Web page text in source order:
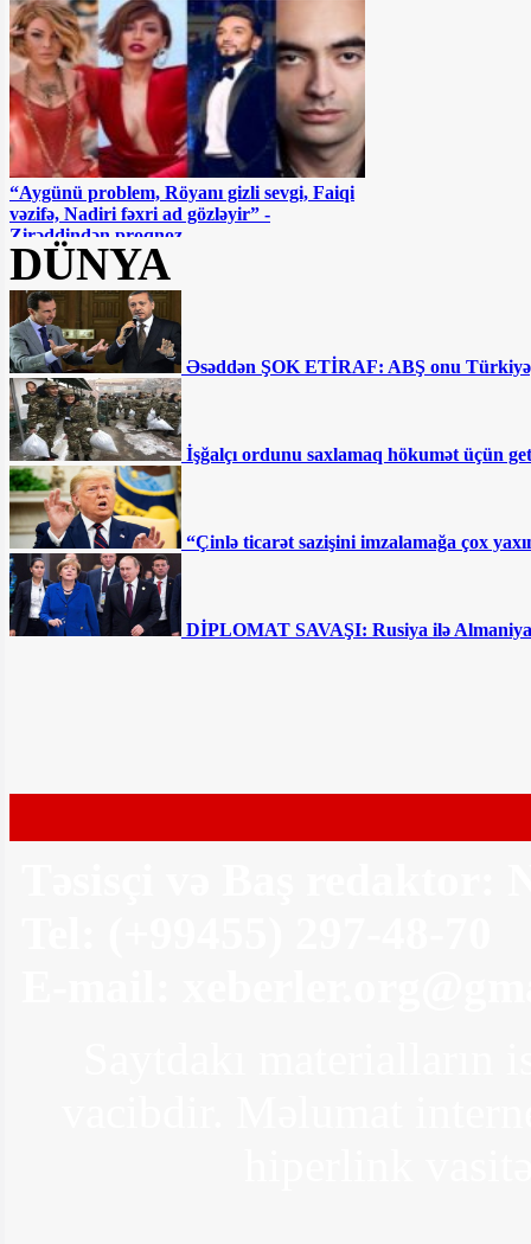
“Aygünü problem, Röyanı gizli sevgi, Faiqi
vəzifə, Nadiri fəxri ad gözləyir” -
Zirəddindən proqnoz
Afətə atmaca atan Flora Kərimovaya Ramiz
Rövşəndən CAVAB
DÜNYA
Əsəddən ŞOK ETİRAF: ABŞ onu
İşğalçı ordunu saxlamaq hökumət üçün
“Çinlə ticarət sazişini imzalamağa çox
DİPLOMAT SAVAŞI: Rusiya ilə